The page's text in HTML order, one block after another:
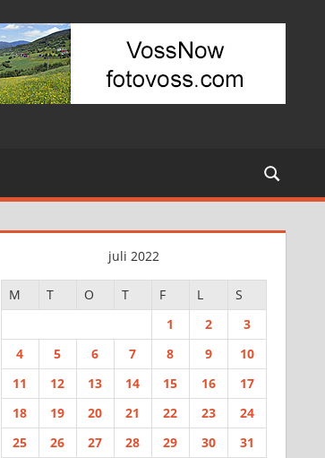
juli 2022
M T O T F L
S
1
2
3
4
5 6 7 8 9
10
11
12 13 14 15 16
17
18
19 20 21 22 23
24
25
26 27 28 29 30
31